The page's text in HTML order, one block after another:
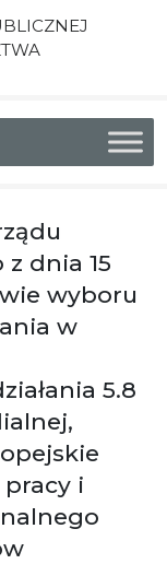
dnia 15
wyboru
w
5.8
i